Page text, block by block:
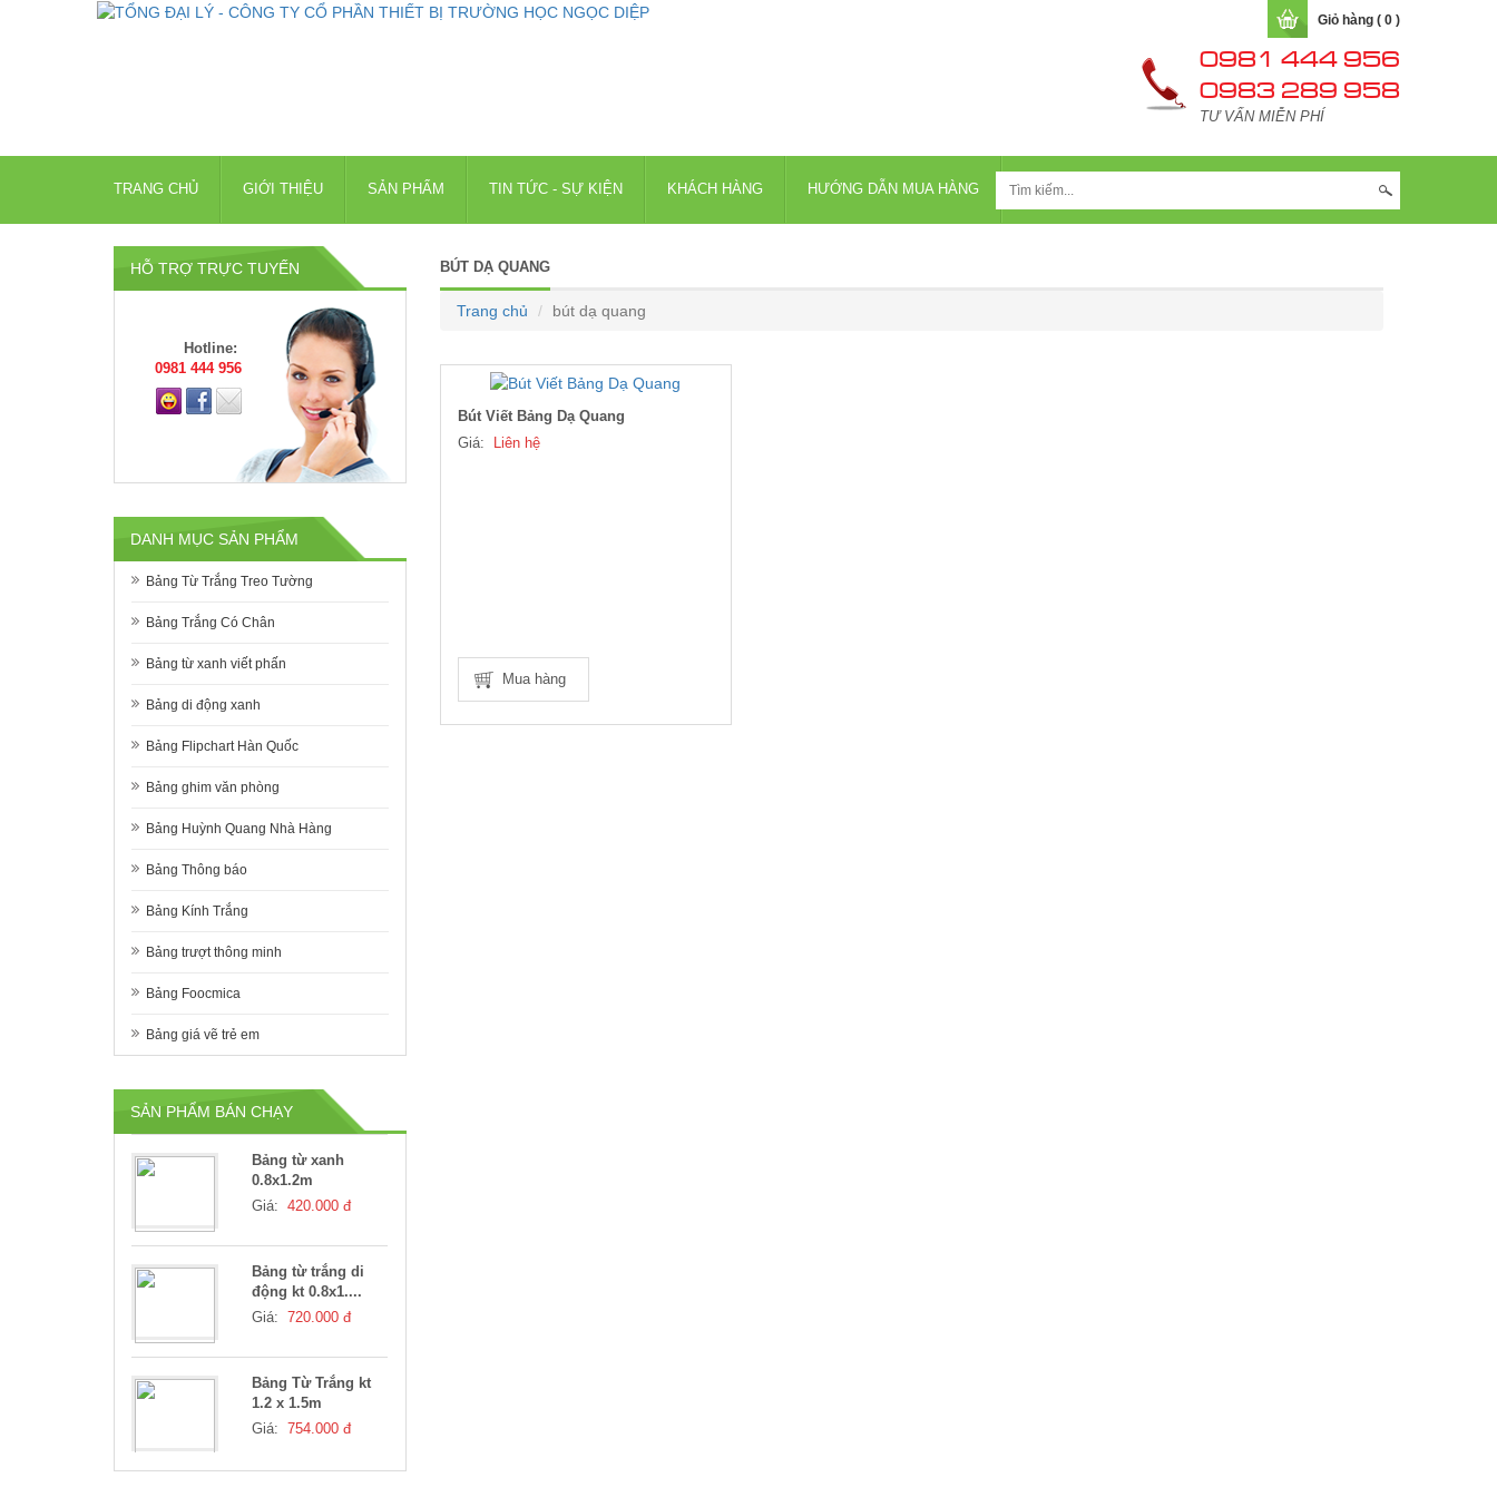
Giỏ hàng ( 0 )
0981 444 956
0983 289 958
TƯ VẤN MIỄN PHÍ
TRANG CHỦ GIỚI THIỆU SẢN PHẨM TIN TỨC - SỰ KIỆN KHÁCH HÀNG HƯỚNG DẪN MUA HÀNG LIÊN HỆ
HỖ TRỢ TRỰC TUYẾN
Hotline:
0981 444 956
DANH MỤC SẢN PHẨM
Bảng Từ Trắng Treo Tường
Bảng Trắng Có Chân
Bảng từ xanh viết phấn
Bảng di động xanh
Bảng Flipchart Hàn Quốc
Bảng ghim văn phòng
Bảng Huỳnh Quang Nhà Hàng
Bảng Thông báo
Bảng Kính Trắng
Bảng trượt thông minh
Bảng Foocmica
Bảng giá vẽ trẻ em
SẢN PHẨM BÁN CHẠY
Giá:420.000 đ
Bảng từ xanh
0.8x1.2m
Giá: 420.000 đ
Bảng từ trắng di
động kt 0.8x1....
Giá: 720.000 đ
Bảng Từ Trắng kt
1.2 x 1.5m
Giá: 754.000 đ
BÚT DẠ QUANG
Trang chủ bút dạ quang
Bút Viết Bảng Dạ Quang
Giá:
Liên hệ
Mua hàng